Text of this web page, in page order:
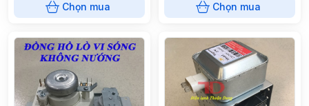
Chọn mua Chọn mua